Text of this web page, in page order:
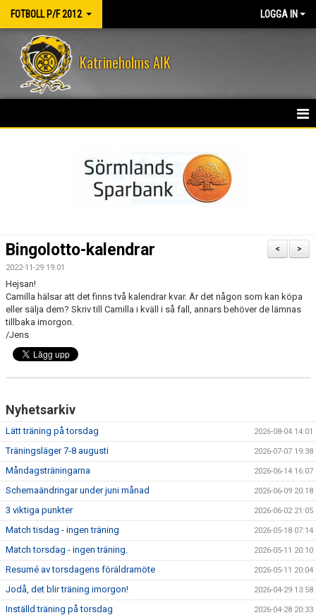
FOTBOLL P/F 2012 LOGGA IN
Katrineholms AIK
TRUPPEN
BILDGALLERI
DOKUMENT
KONTAKT
>
<
Bingolotto-kalendrar
2022-11-29 19:01
Hejsan!
Camilla hälsar att det finns två kalendrar kvar. Är det någon som kan köpa
eller sälja dem? Skriv till Camilla i kväll i så fall, annars behöver de lämnas
tillbaka imorgon.
/Jens
Nyhetsarkiv
Lätt träning på torsdag 2026-08-04 14:01
Träningsläger 7-8 augusti 2026-07-07 19:38
Måndagsträningarna 2026-06-14 16:07
Schemaändringar under juni månad 2026-06-09 20:18
3 viktiga punkter 2026-06-02 21:05
Match tisdag - ingen träning 2026-05-18 07:14
Match torsdag - ingen träning. 2026-05-11 20:10
Resumé av torsdagens föräldramöte 2026-05-11 20:04
Jodå, det blir träning imorgon! 2026-04-29 13:58
Inställd träning på torsdag 2026-04-28 20:33